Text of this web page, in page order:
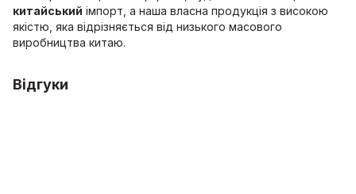
китайський імпорт, а наша власна продукція з високою
якістю, яка відрізняється від низького масового
виробництва китаю.
Відгуки